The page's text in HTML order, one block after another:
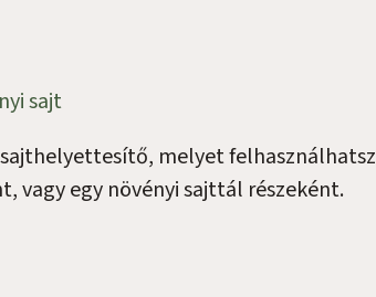
sajt
melyet felhasználhatsz
vagy egy növényi sajttál részeként.